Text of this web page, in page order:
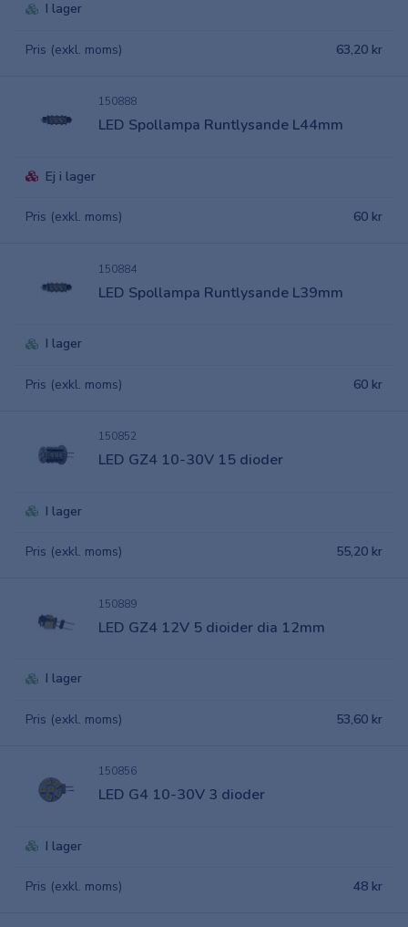
I lager
Pris (exkl. moms) 63,20 kr
150888
LED Spollampa Runtlysande L44mm
Ej i lager
Pris (exkl. moms) 60 kr
150884
LED Spollampa Runtlysande L39mm
I lager
Pris (exkl. moms) 60 kr
150852
LED GZ4 10-30V 15 dioder
I lager
Pris (exkl. moms) 55,20 kr
150889
LED GZ4 12V 5 dioider dia 12mm
I lager
Pris (exkl. moms) 53,60 kr
150856
LED G4 10-30V 3 dioder
I lager
Pris (exkl. moms) 48 kr